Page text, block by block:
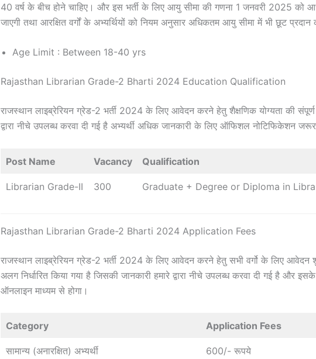
40 वर्ष के बीच होने चाहिए। और इस भर्ती के लिए आयु सीमा की गणना 1 जनवरी 2025 को
जाएगी तथा आरक्षित वर्गों के अभ्यर्थियों को नियम अनुसार अधिकतम आयु सीमा में भी छूट
Age Limit : Between 18-40 yrs
Rajasthan Librarian Grade-2 Bharti 2024 Education Qualification
राजस्थान लाइब्रेरियन ग्रेड-2 भर्ती 2024 के लिए आवेदन करने हेतु शैक्षणिक योग्यता की संपूर्ण
द्वारा नीचे उपलब्ध करवा दी गई है अभ्यर्थी अधिक जानकारी के लिए ऑफिशल नोटिफिकेशन
Post Name Vacancy Qualification
Librarian Grade-II 300 Graduate + Degree or Diploma in
Rajasthan Librarian Grade-2 Bharti 2024 Application Fees
राजस्थान लाइब्रेरियन ग्रेड-2 भर्ती 2024 के लिए आवेदन करने हेतु सभी वर्गो के लिए
अलग निर्धारित किया गया है जिसकी जानकारी हमारे द्वारा नीचे उपलब्ध करवा दी गई है और
ऑनलाइन माध्यम से होगा।
Category Application Fees
सामान्य (अनारक्षित) अभ्यर्थी 600/- रूपये